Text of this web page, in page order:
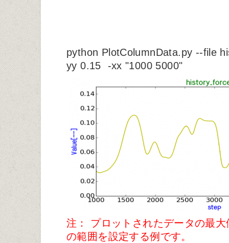
python PlotColumnData.py --
yy 0.15 -xx "1000 5000"
注： プロットされたデータの最
の範囲を設定する例です。